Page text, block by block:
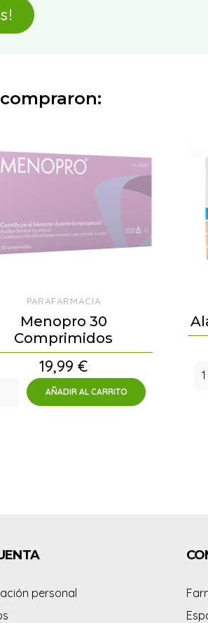
PARAFARMACIA
Menopro 30
Comprimidos
Precio
19,99 €
AÑADIR AL CARRITO
personal